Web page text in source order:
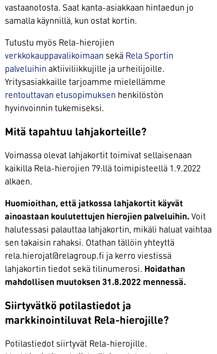
vastaanotosta. Saat kanta-asiakkaan hintaedun jo
samalla käynnillä, kun ostat kortin.
Tutustu myös Rela-hierojien
verkkokauppavalikoimaan sekä Rela Sportin
palveluihin aktiiviliikkujille ja urheilijoille.
Yritysasiakkaille tarjoamme mielellämme
rentouttavan etusopimuksen henkilöstön
hyvinvoinnin tukemiseksi.
Mitä tapahtuu lahjakorteille?
Voimassa olevat lahjakortit toimivat sellaisenaan
kaikilla Rela-hierojien 79:llä toimipisteellä 1.9.2022
alkaen.
Huomioithan, että jatkossa lahjakortit käyvät
ainoastaan koulutettujen hierojien palveluihin. Voit
halutessasi palauttaa lahjakortin, mikäli haluat vaihtaa
sen takaisin rahaksi. Otathan tällöin yhteyttä
rela.hierojat@relagroup.fi ja kerro viestissä
lahjakortin tiedot sekä tilinumerosi. Hoidathan
mahdollisen muutoksen 31.8.2022 mennessä.
Siirtyvätkö potilastiedot ja
markkinointiluvat Rela-hierojille?
Potilastiedot siirtyvät Rela-hierojille.